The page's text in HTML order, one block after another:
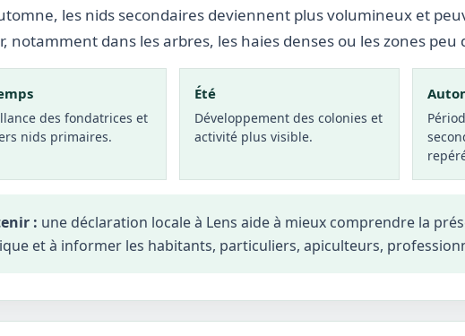
les nids secondaires deviennent plus volumineux et
notamment dans les arbres, les haies denses ou les zones peu
des fondatrices et
nids primaires.
Été
Développement des colonies et
activité plus visible.
: une déclaration locale à Lens aide à mieux comprendre la
et à informer les habitants, particuliers, apiculteurs,